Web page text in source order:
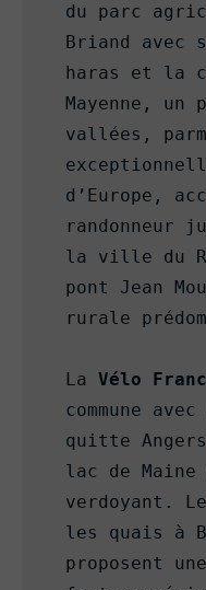
du parc
Briand avec
haras et la
Mayenne, un
vallées,
d’Europe,
randonneur
la ville du
pont Jean
rurale
La Vélo
commune
quitte
lac de Maine
verdoyant.
les quais à
proposent